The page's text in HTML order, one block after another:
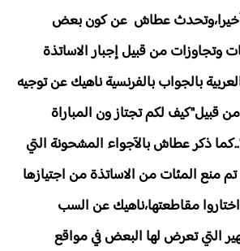
أخيرا،وتحدث عطاش عن كون بعض
وتجاوزات من قبيل إجبار الاساتذة
بالجواب بالفرنسية ناهيك عن توجيه
قبيل"كيف لكم تجتاز ون المباراة
ذكر عطاش بالآجواء المشحونة التي
تم منع المئات من الاساتذة من اجتيازها
مقاطعتها،ناهيك عن السب
التي تعرض لها البعض في مواقع